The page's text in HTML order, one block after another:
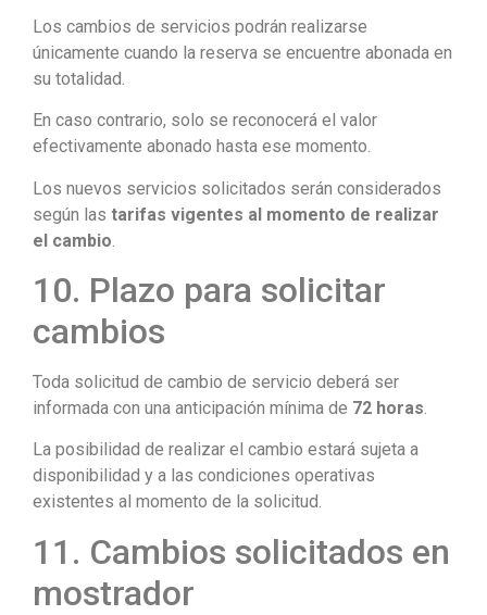
Los cambios de servicios podrán realizarse
únicamente cuando la reserva se encuentre abonada en
su totalidad.
En caso contrario, solo se reconocerá el valor
efectivamente abonado hasta ese momento.
Los nuevos servicios solicitados serán considerados
según las tarifas vigentes al momento de realizar
el cambio
10. Plazo para solicitar
cambios
Toda solicitud de cambio de servicio deberá ser
informada con una anticipación mínima de 72 horas.
La posibilidad de realizar el cambio estará sujeta a
disponibilidad y a las condiciones operativas
existentes al momento de la solicitud.
11. Cambios solicitados en
mostrador